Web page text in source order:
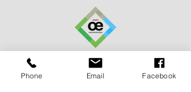
Öffnungszeit
Wir sind täglich geöffnet, auch am
Phone Email Facebook